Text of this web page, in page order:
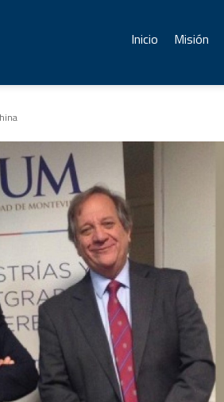
Inicio Misión